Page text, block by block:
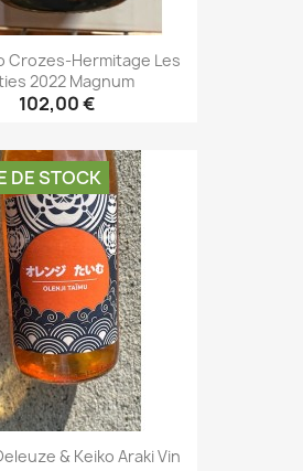
Crozes-Hermitage Les
2022 Magnum
102,00 €
& Keiko Araki Vin
DE STOCK